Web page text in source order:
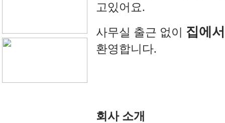
고있어요.
사무실 출근 없이 집에서
환영합니다.
회사 소개